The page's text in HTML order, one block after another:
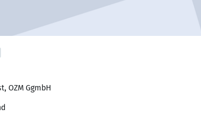
OZM GgmbH